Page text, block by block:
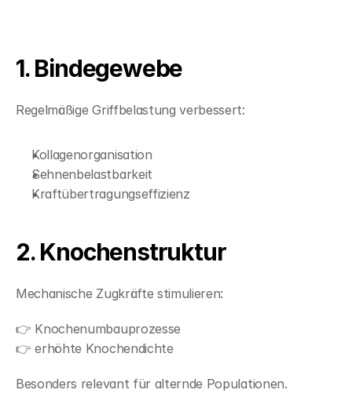
1. Bindegewebe
Regelmäßige Griffbelastung verbessert:
Kollagenorganisation
Sehnenbelastbarkeit
Kraftübertragungseffizienz
2. Knochenstruktur
Mechanische Zugkräfte stimulieren:
👉 Knochenumbauprozesse
👉 erhöhte Knochendichte
Besonders relevant für alternde Populationen.